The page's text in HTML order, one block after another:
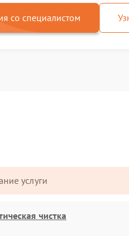
со специалистом
услуги
чистка